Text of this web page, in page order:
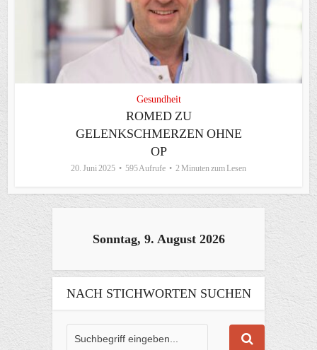
Gesundheit
ROMED ZU
GELENKSCHMERZEN OHNE
OP
20. Juni 2025 595 Aufrufe 2 Minuten zum Lesen
Sonntag, 9. August 2026
NACH STICHWORTEN SUCHEN